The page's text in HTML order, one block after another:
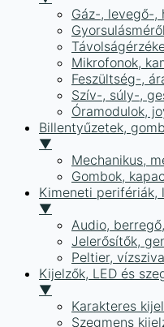
Gáz-, levegő-,
Mikrofonok,
Feszültség-,
Szív-, súly-,
Óramodulok,
Billentyűzetek,
▼
Mechanikus,
Gombok,
Kimeneti perifériák,
▼
Audio,
Jelerősítők,
Peltier,
Kijelzők, LED és
▼
Karakteres
Szegmens